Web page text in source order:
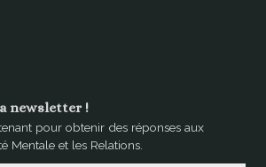
newsletter !
pour obtenir des réponses aux
Mentale et les Relations.